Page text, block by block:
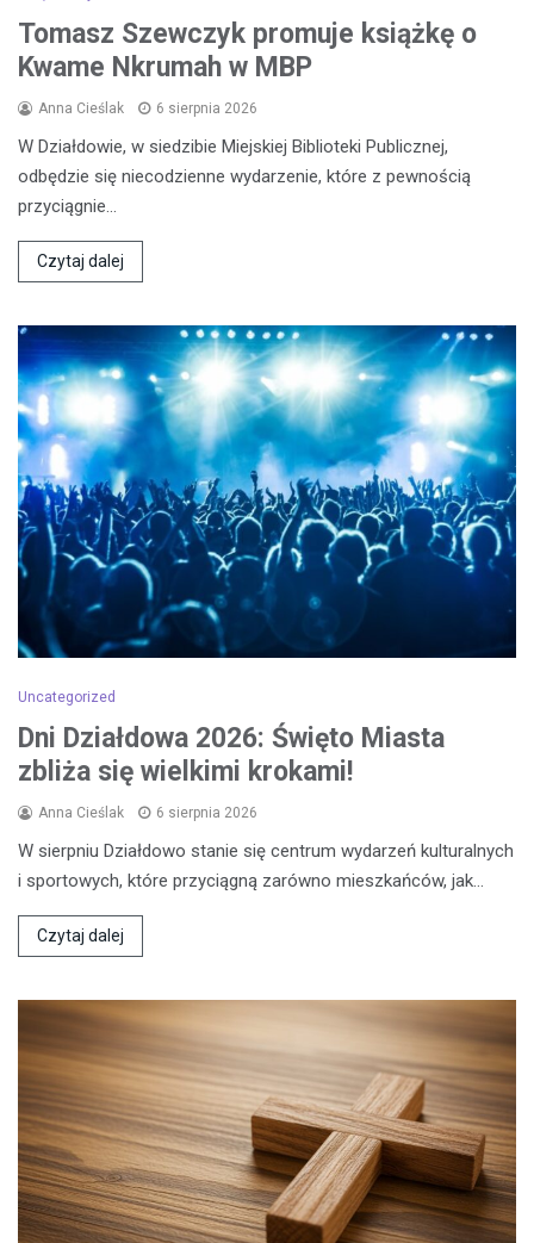
Tomasz Szewczyk promuje książkę o
Kwame Nkrumah w MBP
Anna Cieślak 6 sierpnia 2026
W Działdowie, w siedzibie Miejskiej Biblioteki Publicznej,
odbędzie się niecodzienne wydarzenie, które z pewnością
przyciągnie…
Czytaj dalej
Uncategorized
Dni Działdowa 2026: Święto Miasta
zbliża się wielkimi krokami!
Anna Cieślak 6 sierpnia 2026
W sierpniu Działdowo stanie się centrum wydarzeń kulturalnych
i sportowych, które przyciągną zarówno mieszkańców, jak…
Czytaj dalej